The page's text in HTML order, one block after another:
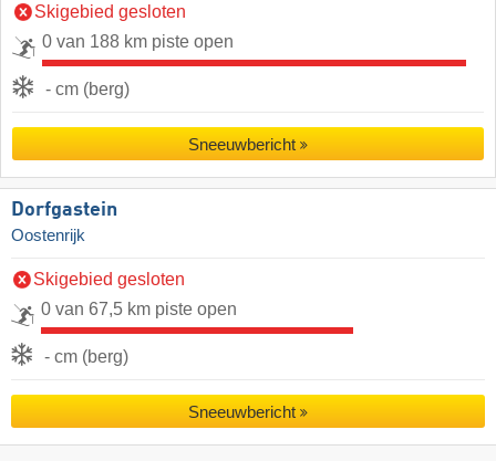
Skigebied gesloten
0 van 188 km piste open
- cm (berg)
Sneeuwbericht
Dorfgastein
Oostenrijk
Skigebied gesloten
0 van 67,5 km piste open
- cm (berg)
Sneeuwbericht